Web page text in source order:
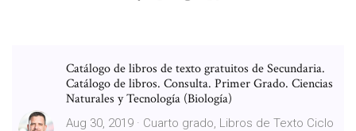
Catálogo de libros de texto gratuitos de Secundaria.
Catálogo de libros. Consulta. Primer Grado. Ciencias
Naturales y Tecnología (Biología)
Aug 30, 2019 · Cuarto grado, Libros de Texto Ciclo